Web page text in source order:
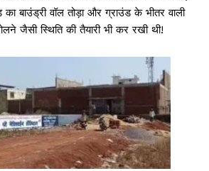
बाउंड्री वॉल तोड़ा और ग्राउंड के भीतर वाली
जैसी स्थिति की तैयारी भी कर रखी थी!